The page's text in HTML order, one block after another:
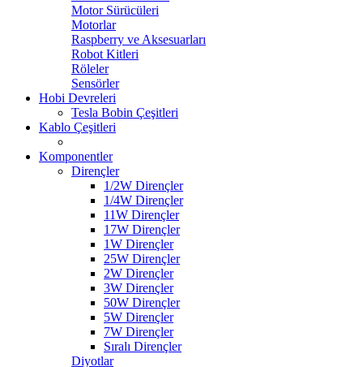
Motor Sürücüleri
Motorlar
Raspberry ve Aksesuarları
Robot Kitleri
Röleler
Sensörler
Hobi Devreleri
Tesla Bobin Çeşitleri
Kablo Çeşitleri
Komponentler
Dirençler
1/2W Dirençler
1/4W Dirençler
11W Dirençler
17W Dirençler
1W Dirençler
25W Dirençler
2W Dirençler
3W Dirençler
50W Dirençler
5W Dirençler
7W Dirençler
Sıralı Dirençler
Diyotlar